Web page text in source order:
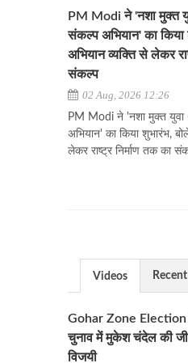
PM Modi ने 'नशा मुक्त
संकल्प अभियान' का किया
अभियान व्यक्ति से लेकर
संकल्प
02 Aug, 2026 12:26
PM Modi ने 'नशा मुक्त युवा
अभियान' का किया शुभारंभ,
लेकर राष्ट्र निर्माण तक का
Videos Recent
Gohar Zone Election
चुनाव में मुकेश चंदेल की
विजयी